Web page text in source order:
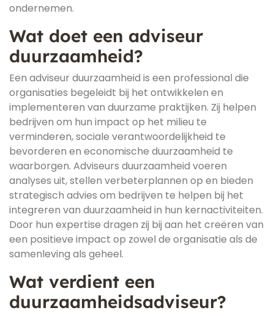
ondernemen.
Wat doet een adviseur
duurzaamheid?
Een adviseur duurzaamheid is een professional die
organisaties begeleidt bij het ontwikkelen en
implementeren van duurzame praktijken. Zij helpen
bedrijven om hun impact op het milieu te
verminderen, sociale verantwoordelijkheid te
bevorderen en economische duurzaamheid te
waarborgen. Adviseurs duurzaamheid voeren
analyses uit, stellen verbeterplannen op en bieden
strategisch advies om bedrijven te helpen bij het
integreren van duurzaamheid in hun kernactiviteiten.
Door hun expertise dragen zij bij aan het creëren van
een positieve impact op zowel de organisatie als de
samenleving als geheel.
Wat verdient een
duurzaamheidsadviseur?